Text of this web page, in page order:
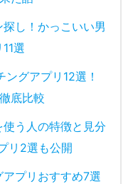
し！かっこいい男
選
グアプリ12選！
底比較
う人の特徴と見分
リ2選も公開
プリおすすめ7選